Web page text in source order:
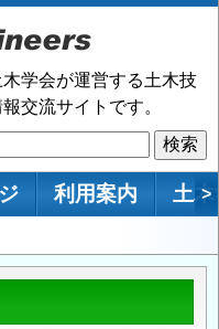
学会が運営する土木技
交流サイトです。
利用案内 土 >